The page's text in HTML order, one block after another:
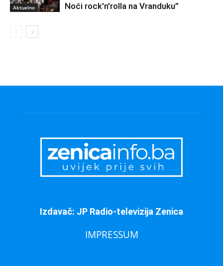
Aktuelno
Noći rock'n'rolla na Vranduku”
Izdavač: JP Radio-televizija Zenica
IMPRESSUM